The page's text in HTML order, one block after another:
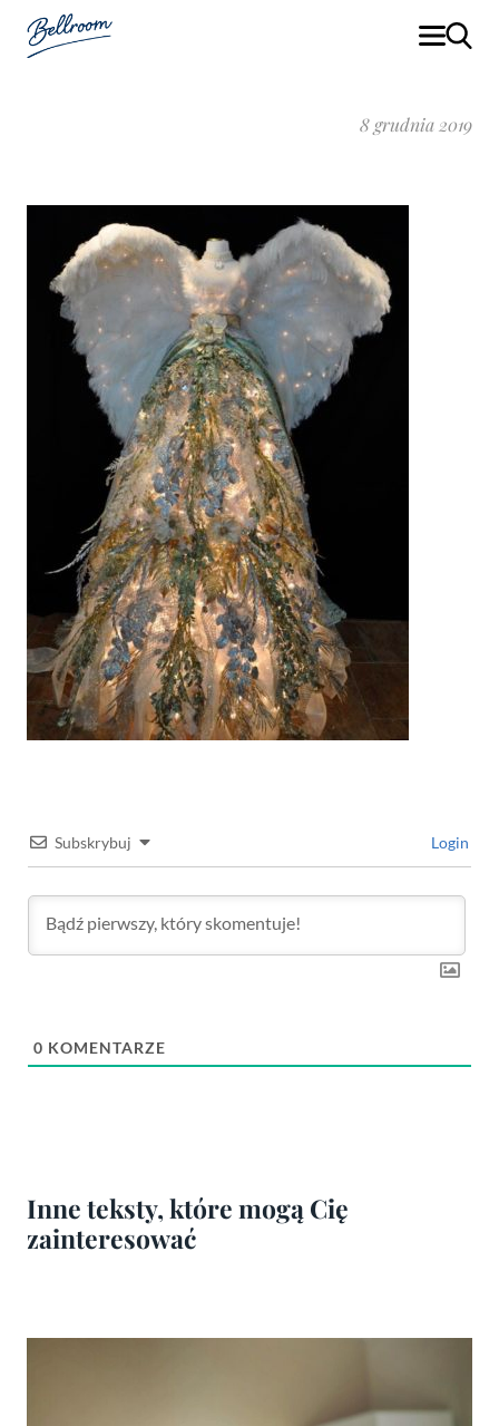
8 grudnia 2019
Subskrybuj Login
0 KOMENTARZE
Inne teksty, które mogą Cię
zainteresować